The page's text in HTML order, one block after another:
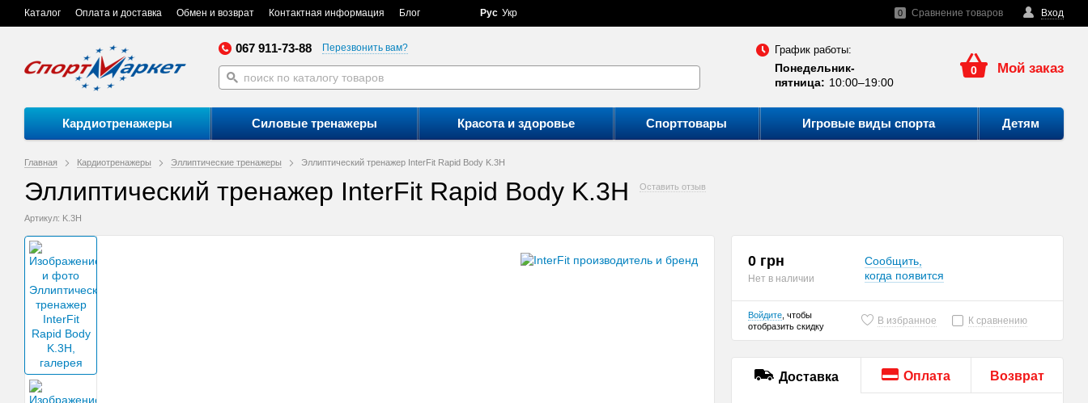
Каталог Оплата и доставка Обмен и возврат Контактная информация Блог Вход
0 Сравнение товаров
Рус Укр
067 911-73-88 Перезвонить вам? График работы:
Понедельник-
пятница: 10:00–19:00
0 Мой заказ
Кардиотренажеры Силовые тренажеры Красота и здоровье Спорттовары Игровые виды спорта Детям
Главная Кардиотренажеры Эллиптические тренажеры Эллиптический тренажер InterFit Rapid Body K.3H
Эллиптический тренажер InterFit Rapid Body K.3H Оставить отзыв
Артикул: K.3H
0 грн
Нет в наличии
Сообщить,
когда появится
Войдите , чтобы
отобразить скидку
В избранное К сравнению
Доставка Оплата Возврат